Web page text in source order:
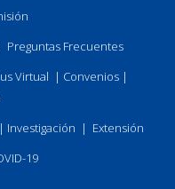
Preguntas Frecuentes
Virtual | Convenios|
| Investigación | Extensión
19